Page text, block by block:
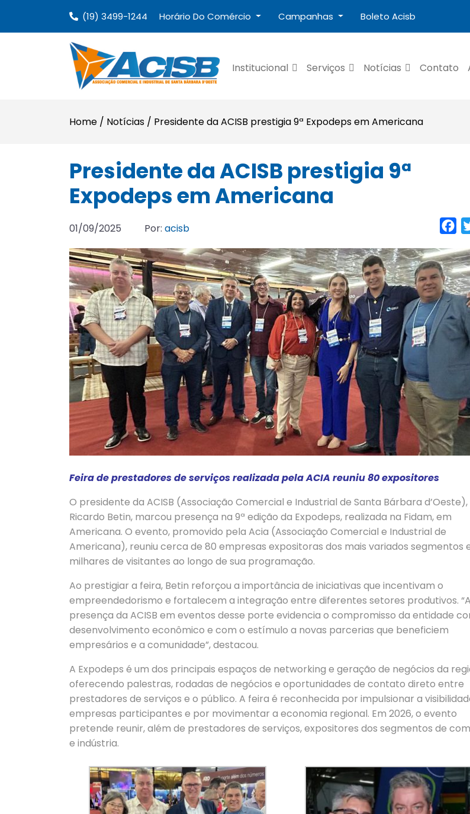
(19) 3499-1244 Horário Do Comércio Campanhas Boleto Acisb
Institucional Serviços Notícias Contato
Home / Notícias / Presidente da ACISB prestigia 9ª Expodeps em Americana
Presidente da ACISB prestigia 9ª
Expodeps em Americana
01/09/2025 Por: acisb
Feira de prestadores de serviços realizada pela ACIA reuniu 80 expositores
O presidente da ACISB (Associação Comercial e Industrial de Santa Bárbara d’Oeste),
Ricardo Betin, marcou presença na 9ª edição da Expodeps, realizada na Fidam, em
Americana. O evento, promovido pela Acia (Associação Comercial e Industrial de
Americana), reuniu cerca de 80 empresas expositoras dos mais variados segmentos
milhares de visitantes ao longo de sua programação.
Ao prestigiar a feira, Betin reforçou a importância de iniciativas que incentivam o
empreendedorismo e fortalecem a integração entre diferentes setores produtivos. “A
presença da ACISB em eventos desse porte evidencia o compromisso da entidade
desenvolvimento econômico e com o estímulo a novas parcerias que beneficiem
empresários e a comunidade”, destacou.
A Expodeps é um dos principais espaços de networking e geração de negócios da
oferecendo palestras, rodadas de negócios e oportunidades de contato direto entre
prestadores de serviços e o público. A feira é reconhecida por impulsionar a
empresas participantes e por movimentar a economia regional. Em 2026, o evento
pretende reunir, além de prestadores de serviços, expositores dos segmentos de
e indústria.